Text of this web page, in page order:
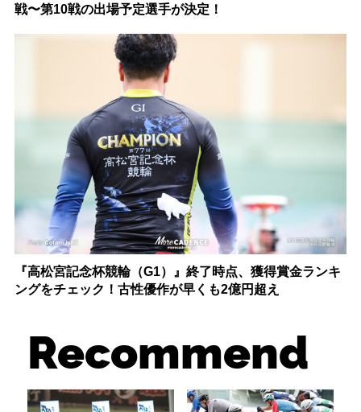
戦〜第10戦の出場予定選手が決定！
『高松宮記念杯競輪（G1）』終了時点、獲得賞金ランキ
ングをチェック！古性優作が早くも2億円超え
Recommend